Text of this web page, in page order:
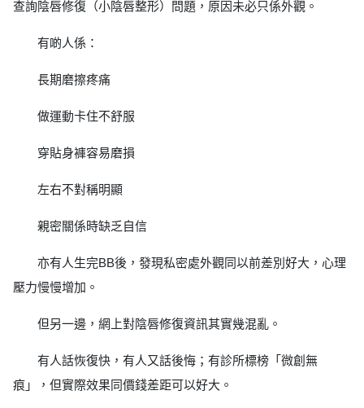
查詢陰唇修復（小陰唇整形）問題，原因未必只係外觀。
有啲人係：
長期磨擦疼痛
做運動卡住不舒服
穿貼身褲容易磨損
左右不對稱明顯
親密關係時缺乏自信
亦有人生完BB後，發現私密處外觀同以前差別好大，心理
壓力慢慢增加。
但另一邊，網上對陰唇修復資訊其實幾混亂。
有人話恢復快，有人又話後悔；有診所標榜「微創無
痕」，但實際效果同價錢差距可以好大。